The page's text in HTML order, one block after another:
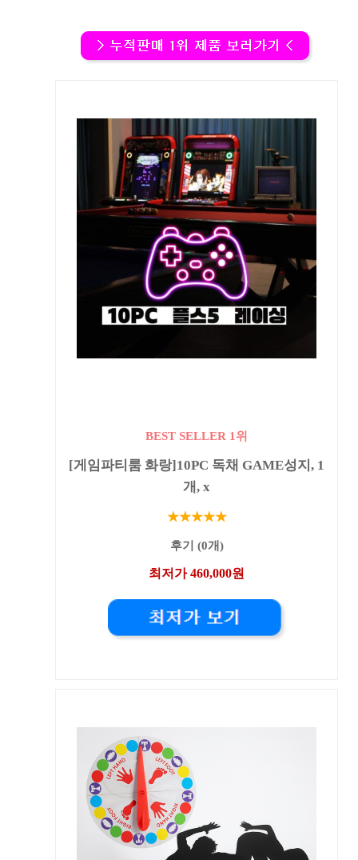
BEST SELLER 1위
[게임파티룸 화랑]10PC 독채 GAME성지, 1
개, x
★★★★★
후기 (0개)
최저가 460,000원